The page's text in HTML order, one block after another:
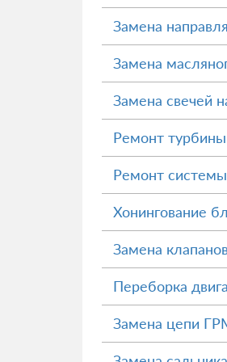
Замена
Замена
Замена свечей
Ремонт турбины
Ремонт
Хонингование
Замена
Переборка
Замена цепи